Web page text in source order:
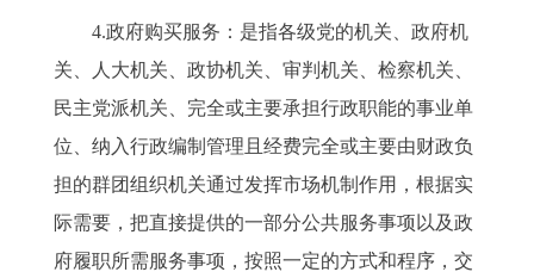
4.政府购买服务：是指各级党的机关、政府机
关、人大机关、政协机关、审判机关、检察机关、
民主党派机关、完全或主要承担行政职能的事业单
位、纳入行政编制管理且经费完全或主要由财政负
担的群团组织机关通过发挥市场机制作用，根据实
际需要，把直接提供的一部分公共服务事项以及政
府履职所需服务事项，按照一定的方式和程序，交